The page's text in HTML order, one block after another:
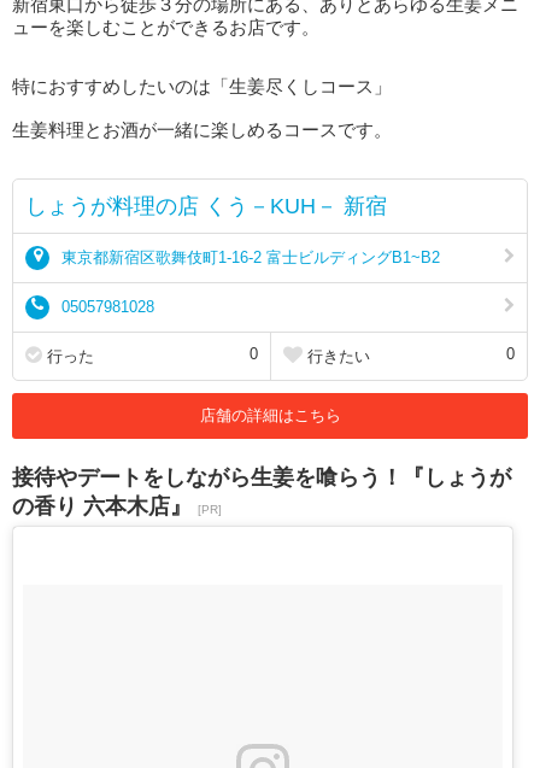
ューを楽しむことができるお店です。
特におすすめしたいのは「生姜尽くしコース」
生姜料理とお酒が一緒に楽しめるコースです。
しょうが料理の店 くう－KUH－ 新宿
東京都新宿区歌舞伎町1-16-2 富士ビルディングB1~B2
05057981028
行った 0 行きたい 0
店舗の詳細はこちら
接待やデートをしながら生姜を喰らう！『しょうが
の香り 六本木店』
[PR]